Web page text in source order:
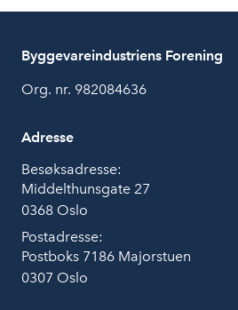
Byggevareindustriens Forening
Org. nr. 982084636
Adresse
Besøksadresse:
Middelthunsgate 27
0368 Oslo
Postadresse:
Postboks 7186 Majorstuen
0307 Oslo